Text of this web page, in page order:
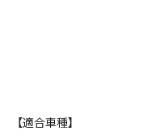
【適合車種】